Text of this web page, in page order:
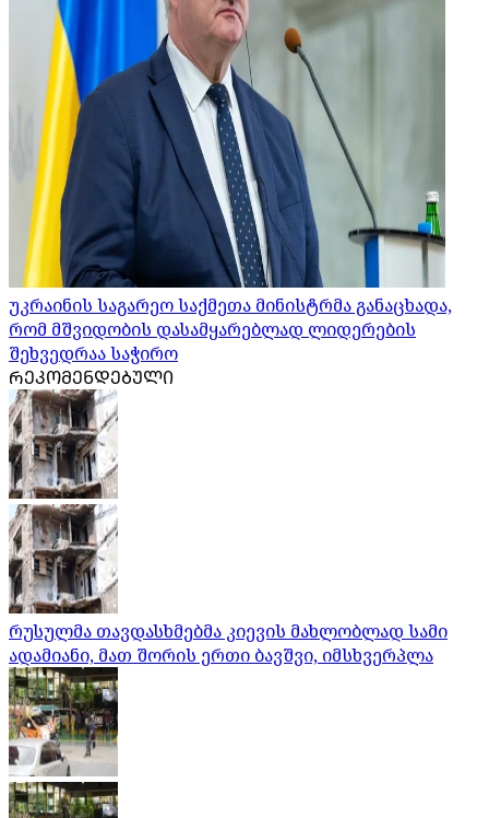
უკრაინის საგარეო საქმეთა მინისტრმა განაცხადა,
რომ მშვიდობის დასამყარებლად ლიდერების
შეხვედრაა საჭირო
ᲠᲔᲙᲝᲛᲔᲜᲓᲔᲑᲣᲚᲘ
რუსულმა თავდასხმებმა კიევის მახლობლად სამი
ადამიანი, მათ შორის ერთი ბავშვი, იმსხვერპლა